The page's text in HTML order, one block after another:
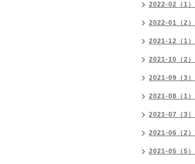
2022-02（1）
2022-01（2）
2021-12（1）
2021-10（2）
2021-09（3）
2021-08（1）
2021-07（3）
2021-06（2）
2021-05（5）